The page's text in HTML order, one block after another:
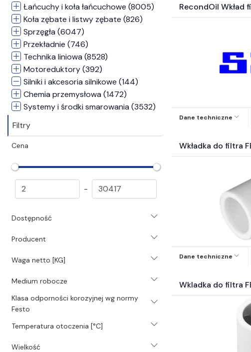
Łańcuchy i koła łańcuchowe (8005)
Koła zębate i listwy zębate (826)
Sprzęgła (6047)
Przekładnie (746)
Technika liniowa (8528)
Motoreduktory (392)
Silniki i akcesoria silnikowe (144)
Chemia przemysłowa (1472)
Systemy i środki smarowania (3532)
Pneumatyka (36186)
(10695)
Przygotowanie powietrza
Filtry sprężonego powietrza
Reduktory (504)
(618)
Manometry (255)
Elementy elektro-pneumatyczne
(1423)
Filtry
Cena
-
Dostępność
Producent
Waga netto [KG]
Medium robocze
Klasa odporności korozyjnej wg normy
Festo
Temperatura otoczenia [°C]
Wielkość
RecondOil Wkład
Dane techniczne
Wkładka do filtra
Dane techniczne
Wkladka do filtra